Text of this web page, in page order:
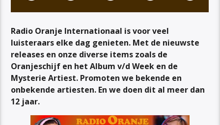
Radio Oranje Internationaal is voor veel
luisteraars elke dag genieten. Met de nieuwste
releases en onze diverse items zoals de
Oranjeschijf en het Album v/d Week en de
Mysterie Artiest. Promoten we bekende en
onbekende artiesten. En we doen dit al meer dan
12 jaar.